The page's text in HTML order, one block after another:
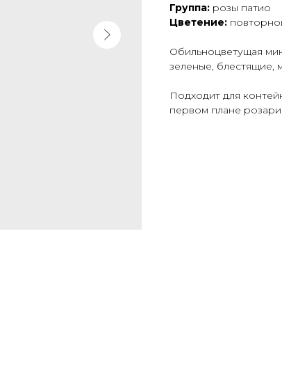
Группа: розы патио
Цветение:
Обильноцветущая
зеленые, блестящие,
Подходит для
первом плане